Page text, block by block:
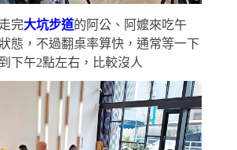
完大坑步道的阿公、阿嬤來吃午
態，不過翻桌率算快，通常等一下
下午2點左右，比較沒人